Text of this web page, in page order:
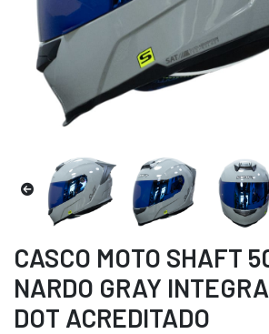
CASCO MOTO SHAFT
NARDO GRAY
DOT ACREDITADO